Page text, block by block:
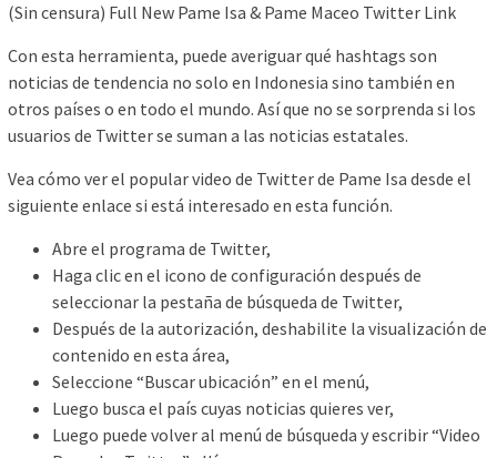
(Sin censura) Full New Pame Isa & Pame Maceo Twitter Link
Con esta herramienta, puede averiguar qué hashtags son
noticias de tendencia no solo en Indonesia sino también en
otros países o en todo el mundo. Así que no se sorprenda si los
usuarios de Twitter se suman a las noticias estatales.
Vea cómo ver el popular video de Twitter de Pame Isa desde el
siguiente enlace si está interesado en esta función.
Abre el programa de Twitter,
Haga clic en el icono de configuración después de
seleccionar la pestaña de búsqueda de Twitter,
Después de la autorización, deshabilite la visualización de
contenido en esta área,
Seleccione “Buscar ubicación” en el menú,
Luego busca el país cuyas noticias quieres ver,
Luego puede volver al menú de búsqueda y escribir “Video